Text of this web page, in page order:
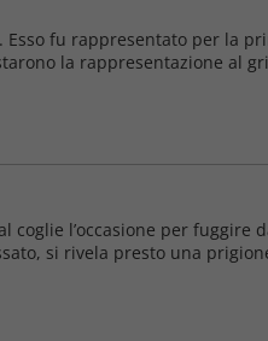
fu rappresentato per la
la rappresentazione al
l’occasione per
si rivela presto una